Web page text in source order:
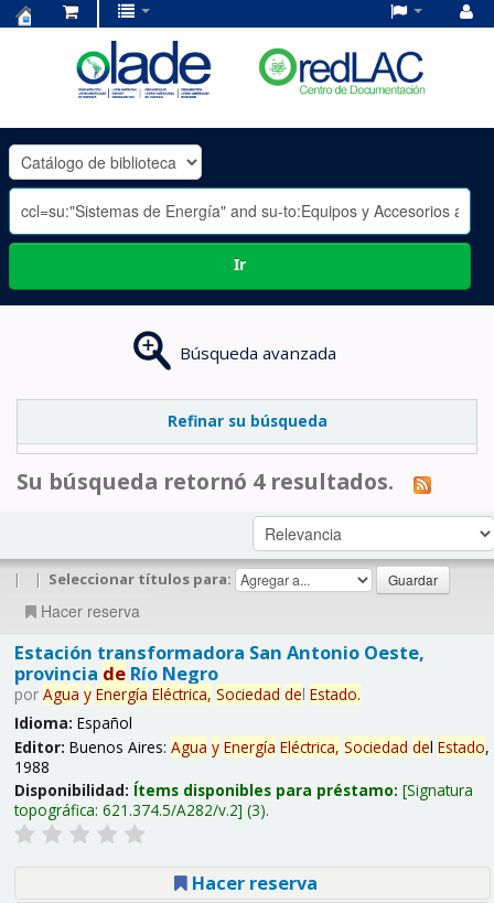
OLADE
-
Ir
Búsqueda avanzada
Refinar su búsqueda
Su búsqueda retornó 4 resultados.
| | Seleccionar títulos para:
Hacer reserva
Estación transformadora San Antonio Oeste,
provincia deRío Negro
por Agua y Energía Eléctrica, Sociedad del Estado.
Idioma: Español
Editor: Buenos Aires: Agua y Energía Eléctrica, Sociedad del Estado,
1988
Disponibilidad: Ítems disponibles para préstamo: Signatura
topográfica: 621.374.5/A282/v.2 (3).
Hacer reserva